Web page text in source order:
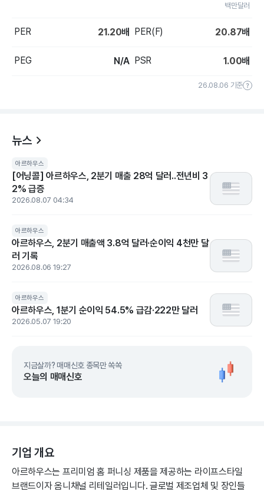
백만달러
PER 21.20배 PER(F) 20.87배
PEG N/A PSR 1.00배
26.08.06 기준
뉴스
아르하우스
[어닝콜] 아르하우스, 2분기 매출 28억 달러..전년비 3
2% 급증
2026.08.07 04:34
아르하우스
아르하우스, 2분기 매출액 3.8억 달러·순이익 4천만 달
러 기록
2026.08.06 19:27
아르하우스
아르하우스, 1분기 순이익 54.5% 급감·222만 달러
2026.05.07 19:20
지금살까? 매매신호 종목만 쏙쏙
오늘의 매매신호
기업 개요
아르하우스는 프리미엄 홈 퍼니싱 제품을 제공하는 라이프스타일
브랜드이자 옴니채널 리테일러입니다. 글로벌 제조업체 및 장인들